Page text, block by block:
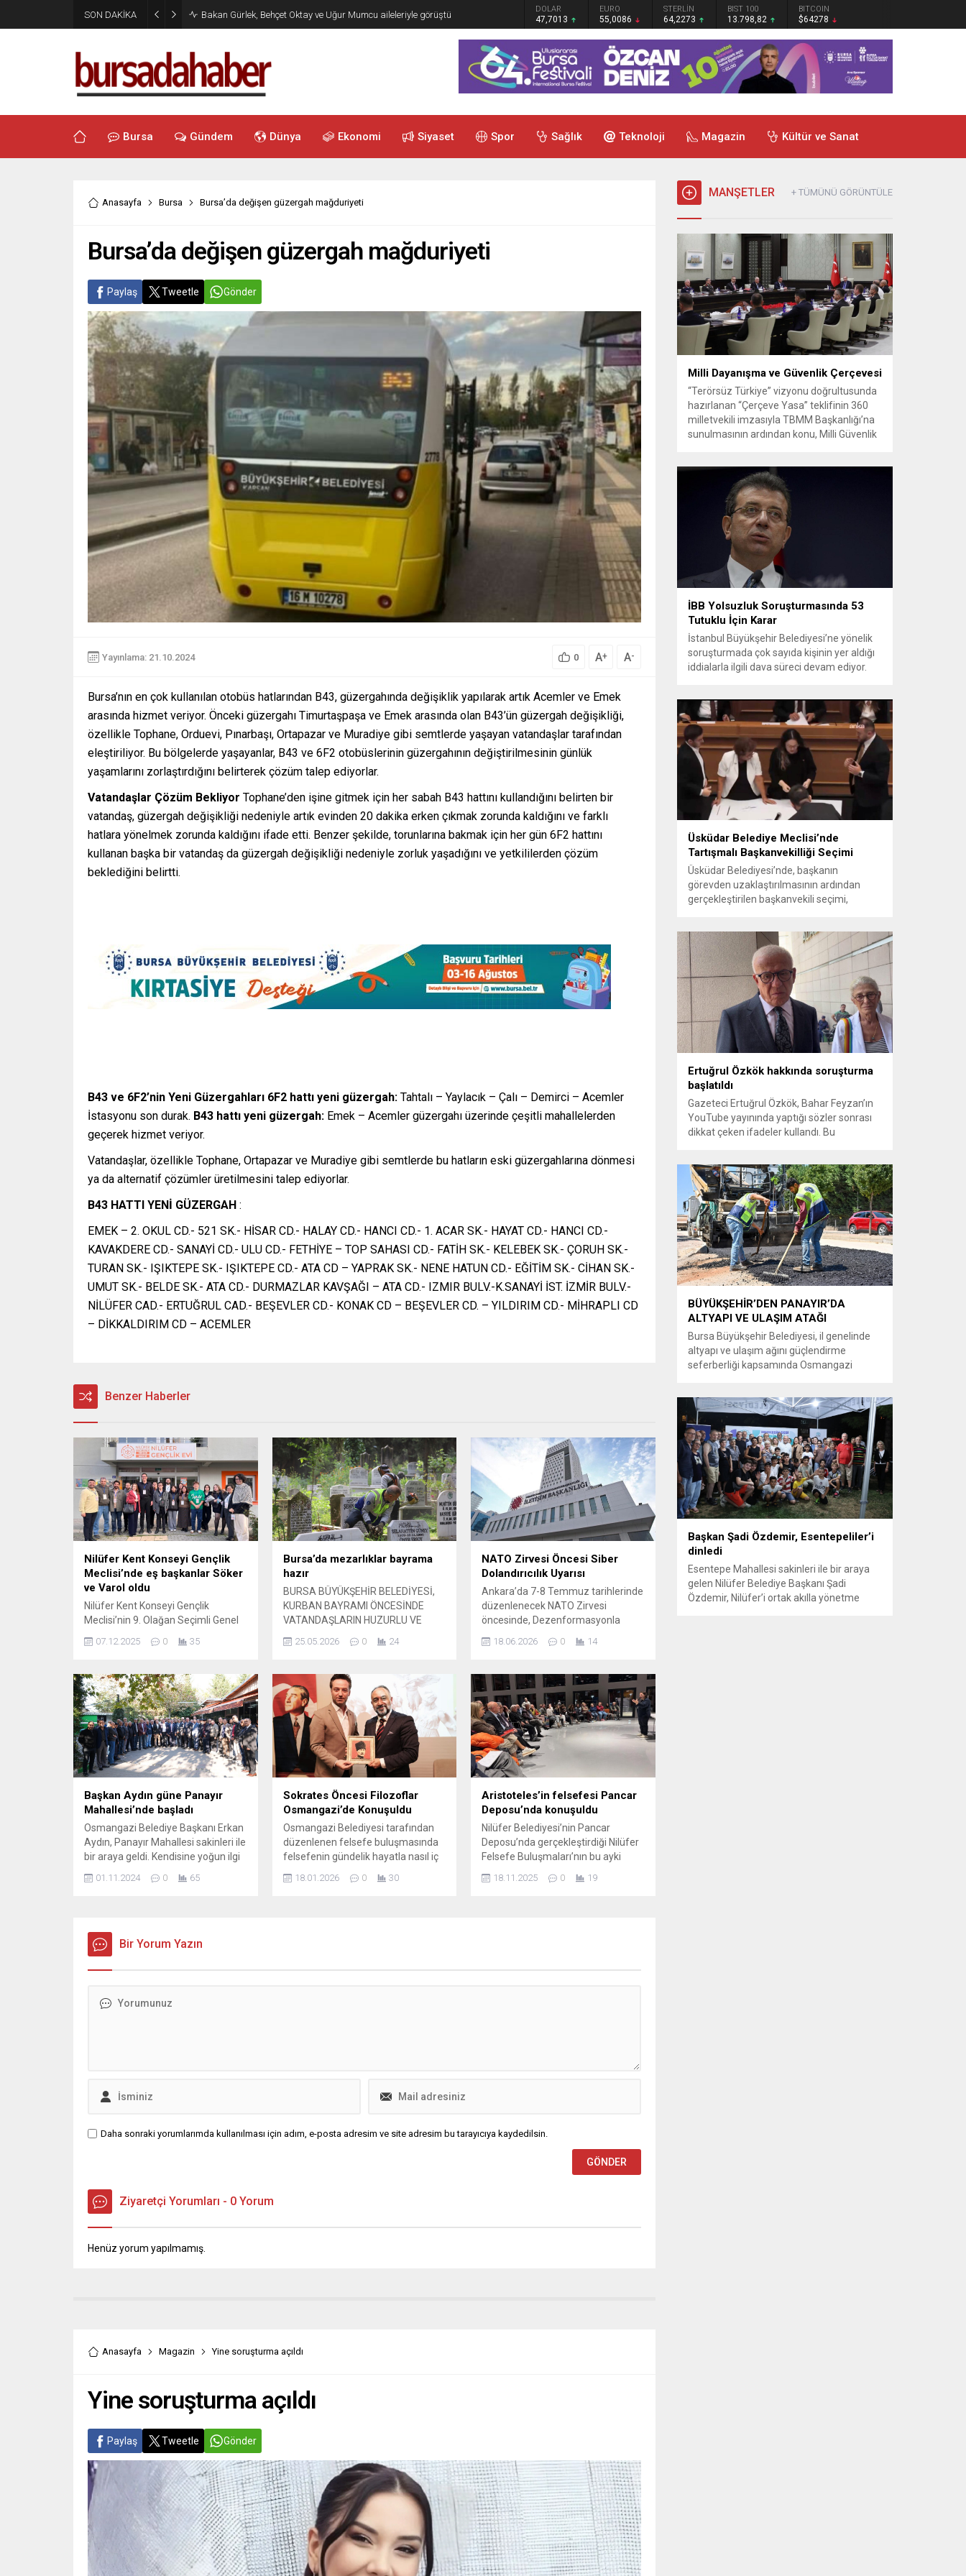
SON DAKİKA Bakan Gürlek, Behçet Oktay ve Uğur Mumcu aileleriyle görüştü DOLAR
47,7013
EURO
55,0086
STERLİN
64,2273
BIST 100
13.798,82
BITCOIN
$64278
Bursa Gündem Dünya Ekonomi Siyaset Spor Sağlık Teknoloji Magazin Kültür ve Sanat
Anasayfa Bursa Bursa’da değişen güzergah mağduriyeti
Bursa’da değişen güzergah mağduriyeti
Paylaş Tweetle Gönder
Yayınlama: 21.10.2024 0 A+ A-
Bursa’nın en çok kullanılan otobüs hatlarından B43, güzergahında değişiklik yapılarak artık Acemler ve Emek
arasında hizmet veriyor. Önceki güzergahı Timurtaşpaşa ve Emek arasında olan B43’ün güzergah değişikliği,
özellikle Tophane, Orduevi, Pınarbaşı, Ortapazar ve Muradiye gibi semtlerde yaşayan vatandaşlar tarafından
eleştiriliyor. Bu bölgelerde yaşayanlar, B43 ve 6F2 otobüslerinin güzergahının değiştirilmesinin günlük
yaşamlarını zorlaştırdığını belirterek çözüm talep ediyorlar.
Vatandaşlar Çözüm Bekliyor Tophane’den işine gitmek için her sabah B43 hattını kullandığını belirten bir
vatandaş, güzergah değişikliği nedeniyle artık evinden 20 dakika erken çıkmak zorunda kaldığını ve farklı
hatlara yönelmek zorunda kaldığını ifade etti. Benzer şekilde, torunlarına bakmak için her gün 6F2 hattını
kullanan başka bir vatandaş da güzergah değişikliği nedeniyle zorluk yaşadığını ve yetkililerden çözüm
beklediğini belirtti.
B43 ve 6F2’nin Yeni Güzergahları 6F2 hattı yeni güzergah: Tahtalı – Yaylacık – Çalı – Demirci – Acemler
İstasyonu son durak. B43 hattı yeni güzergah: Emek – Acemler güzergahı üzerinde çeşitli mahallelerden
geçerek hizmet veriyor.
Vatandaşlar, özellikle Tophane, Ortapazar ve Muradiye gibi semtlerde bu hatların eski güzergahlarına dönmesi
ya da alternatif çözümler üretilmesini talep ediyorlar.
B43 HATTI YENİ GÜZERGAH :
EMEK – 2. OKUL CD.- 521 SK.- HİSAR CD.- HALAY CD.- HANCI CD.- 1. ACAR SK.- HAYAT CD.- HANCI CD.-
KAVAKDERE CD.- SANAYİ CD.- ULU CD.- FETHİYE – TOP SAHASI CD.- FATİH SK.- KELEBEK SK.- ÇORUH SK.-
TURAN SK.- IŞIKTEPE SK.- IŞIKTEPE CD.- ATA CD – YAPRAK SK.- NENE HATUN CD.- EĞİTİM SK.- CİHAN SK.-
UMUT SK.- BELDE SK.- ATA CD.- DURMAZLAR KAVŞAĞI – ATA CD.- IZMIR BULV.-K.SANAYİ İST. İZMİR BULV.-
NİLÜFER CAD.- ERTUĞRUL CAD.- BEŞEVLER CD.- KONAK CD – BEŞEVLER CD. – YILDIRIM CD.- MİHRAPLI CD
– DİKKALDIRIM CD – ACEMLER
Benzer Haberler
Nilüfer Kent Konseyi Gençlik
Meclisi’nde eş başkanlar Söker
ve Varol oldu
Nilüfer Kent Konseyi Gençlik
Meclisi’nin 9. Olağan Seçimli Genel
Varol eş başkan olarak seçildi. Genel
Belediye Başkanı Şadi Özdemir,
“Sadece mesleki gelişim yetmez,
çok yönlü olmalı ve sosyal olaylarda
görev almalısınız” diyerek örgütlülük
vurgusu yaptı. Nilüfer Kent Konseyi
Gençlik Meclisi...
07.12.2025 0 35
Bursa’da mezarlıklar bayrama
hazır
BURSA BÜYÜKŞEHİR BELEDİYESİ,
KURBAN BAYRAMI ÖNCESİNDE
VATANDAŞLARIN HUZURLU VE
ZİYARETİ YAPABİLMESİ AMACIYLA
BAYRAMA HAZIR HALE GETİRDİ.
Bursa Büyükşehir Belediyesi,
Kurban Bayramı öncesinde şehir
genelindeki mezarlıklarda kapsamlı
bakım, onarım ve temizlik çalışması
gerçekleştirdi. Vatandaşların kabir
ziyaretlerini daha huzurlu, güvenli
ve temiz bir ortamda...
25.05.2026 0 24
NATO Zirvesi Öncesi Siber
Dolandırıcılık Uyarısı
Ankara’da 7-8 Temmuz tarihlerinde
düzenlenecek NATO Zirvesi
öncesinde, Dezenformasyonla
tehdit uyarısı yaptı. Yapılan
bahane eden organize dolandırıcılık
girişimleri vatandaşlara ve kamu
çalışanlarına yönelik olarak artış
göstermiş durumda. Merkez
tarafından paylaşılan bilgilere göre,
saldırganlar e-posta, SMS ve sosyal
medya üzerinden askıya alma
veya...
18.06.2026 0 14
Başkan Aydın güne Panayır
Mahallesi’nde başladı
Osmangazi Belediye Başkanı Erkan
Aydın, Panayır Mahallesi sakinleri ile
bir araya geldi. Kendisine yoğun ilgi
gösteren yurttaşların sıkıntı ve
taleplerini dinleyen Başkan Aydın,
zaman halk ile iç içe olan
Osmangazi Belediye Başkanı Erkan
Aydın, Panayır Mahallesi sakinleri...
01.11.2024 0 65
Sokrates Öncesi Filozoflar
Osmangazi’de Konuşuldu
Osmangazi Belediyesi tarafından
düzenlenen felsefe buluşmasında
felsefenin gündelik hayatla nasıl iç
içe geçtiği ele alındı. Şadırvanlı Han
Eğitim Akademisi’nde “Doğa
Filozofları ile Beş Çayı” söyleşisinde
18.01.2026 0 30
Aristoteles’in felsefesi Pancar
Deposu’nda konuşuldu
Nilüfer Belediyesi’nin Pancar
Deposu’nda gerçekleştirdiği Nilüfer
Felsefe Buluşmaları’nın bu ayki
konuğu Prf. Dr. Hatice Nur Beyaz
Erkızan oldu. Erkızan, Aristoteles’in
felsefe meraklılarını bir araya
18.11.2025 0 19
Bir Yorum Yazın
Daha sonraki yorumlarımda kullanılması için adım, e-posta adresim ve site adresim bu tarayıcıya kaydedilsin.
Ziyaretçi Yorumları - 0 Yorum
Henüz yorum yapılmamış.
Anasayfa Magazin Yine soruşturma açıldı
Yine soruşturma açıldı
Paylaş Tweetle Gönder
MANŞETLER + TÜMÜNÜ GÖRÜNTÜLE
Milli Dayanışma ve Güvenlik Çerçevesi
“Terörsüz Türkiye” vizyonu doğrultusunda
hazırlanan “Çerçeve Yasa” teklifinin 360
milletvekili imzasıyla TBMM Başkanlığı’na
sunulmasının ardından konu, Milli Güvenlik
maddelik bildiri, ülke güvenliği ve bölgesel
gelişmelere dair değerlendirmeleri
içermektedir. Yaklaşık 2 saat 15 dakika
süren oturumun sonuç metninde; terörle
mücadele, bölgesel istikrar,...
İBB Yolsuzluk Soruşturmasında 53
Tutuklu İçin Karar
İstanbul Büyükşehir Belediyesi’ne yönelik
soruşturmada çok sayıda kişinin yer aldığı
iddialarla ilgili dava süreci devam ediyor.
değerlendirdi. İnceleme sonucunda,
aralarında Ekrem İmamoğlu’nun da
bulunduğu 53 tutuklu hakkında tutukluluk
hallerinin sürdürülmesine karar verildi.
İddialar ve değerlendirilen talepler
Soruşturma kapsamında sanıklara
yöneltilen...
Üsküdar Belediye Meclisi’nde
Tartışmalı Başkanvekilliği Seçimi
Üsküdar Belediyesi’nde, başkanın
görevden uzaklaştırılmasının ardından
gerçekleştirilen başkanvekili seçimi,
oylamada usul ve gizlilikle ilgili ciddi iddialar
ortaya atıldı; bazı oyların geçersiz
sayılması ve meclis içindeki yönlendirmeler
kamuoyunda tepkilere yol açtı. Seçim
sürecinde yaşanan gelişmeler, parti
grupları arasındaki gerilimi artırdı. CHP’nin...
Ertuğrul Özkök hakkında soruşturma
başlatıldı
Gazeteci Ertuğrul Özkök, Bahar Feyzan’ın
YouTube yayınında yaptığı sözler sonrası
dikkat çeken ifadeler kullandı. Bu
‘Cumhurbaşkanına hakaret’ suçundan
re’sen soruşturma başlatıldı. Özkök,
hakkındaki soruşturma kapsamında
Çağlayan’daki İstanbul Adalet Sarayı’na
giderek savcılığa ifade verdi. İfadesinin
ardından adliyeden ayrıldığı bildirildi.
Programdaki sözleri ve savunması...
BÜYÜKŞEHİR’DEN PANAYIR’DA
ALTYAPI VE ULAŞIM ATAĞI
Bursa Büyükşehir Belediyesi, il genelinde
altyapı ve ulaşım ağını güçlendirme
seferberliği kapsamında Osmangazi
Büyükşehir Belediyesi, BUSKİ Genel
Müdürlüğü ve Ulaşım Dairesi Başkanlığı
koordinasyonuyla Osmangazi ilçesine bağlı
Panayır Mahallesi 3’üncü Pınar
Caddesi’nde altyapı ve üstyapıyı yenileme
çalışmalarında sona yaklaştı. Bölgenin en...
Başkan Şadi Özdemir, Esentepeliler’i
dinledi
Esentepe Mahallesi sakinleri ile bir araya
gelen Nilüfer Belediye Başkanı Şadi
Özdemir, Nilüfer’i ortak akılla yönetme